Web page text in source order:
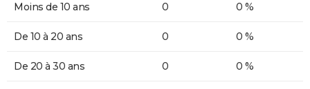
Moins de 10 ans 0 0 %
De 10 à 20 ans 0 0 %
De 20 à 30 ans 0 0 %